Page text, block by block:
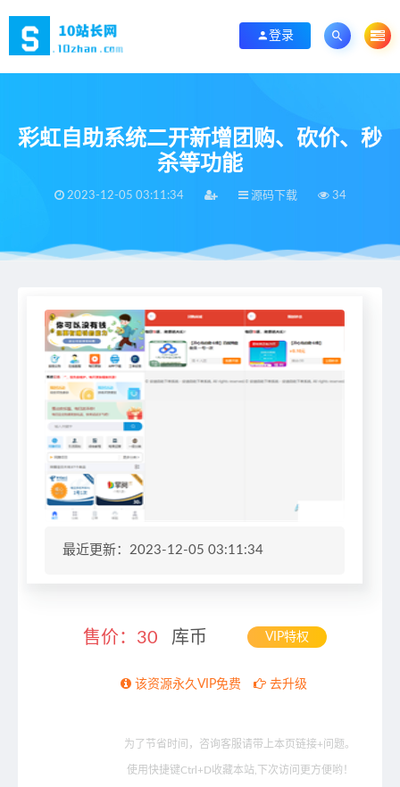
登录
彩虹自助系统二开新增团购、砍价、秒
杀等功能
2023-12-05 03:11:34 源码下载 34
当前位置：首页>
最近更新：2023-12-05 03:11:34
售价： 30 库币 VIP特权
该资源永久VIP免费 去升级
为了节省时间，咨询客服请带上本页链接+问题。
使用快捷键Ctrl+D收藏本站,下次访问更方便哟！